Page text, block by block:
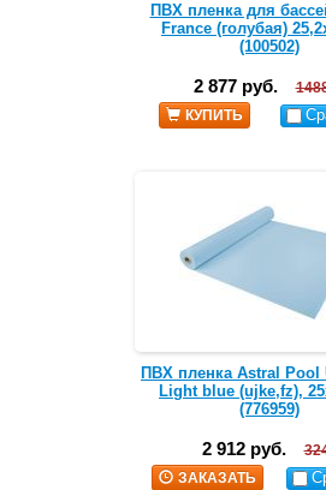
ПВХ пленка для
France (голубая)
(100502)
2 877 руб.
КУПИТЬ
ПВХ пленка Astral Pool
Light blue (ujke,fz),
(776959)
2 912 руб.
ЗАКАЗАТЬ